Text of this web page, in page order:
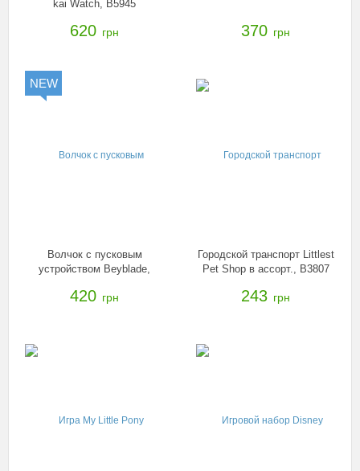
kai Watch, B5945
620 грн 370 грн
NEW
Волчок с пусковым
устройством Beyblade,
420 грн
Городской транспорт Littlest
Pet Shop в ассорт., B3807
243 грн